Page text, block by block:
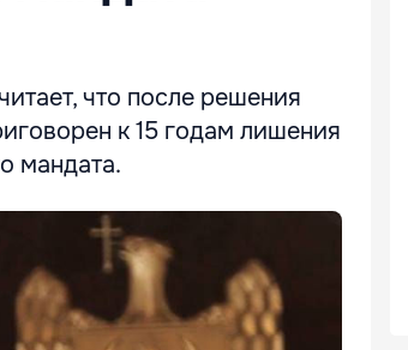
что после решения
к 15 годам лишения
мандата.